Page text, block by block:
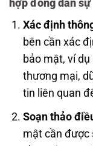
hợp đồng dân sự
Xác định
bên cần xác
bảo mật, ví
thương mại,
tin liên quan
Soạn thảo
mật cần được